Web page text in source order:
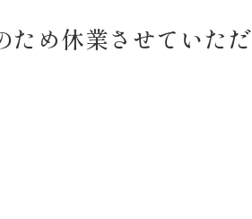
め休業させていただ